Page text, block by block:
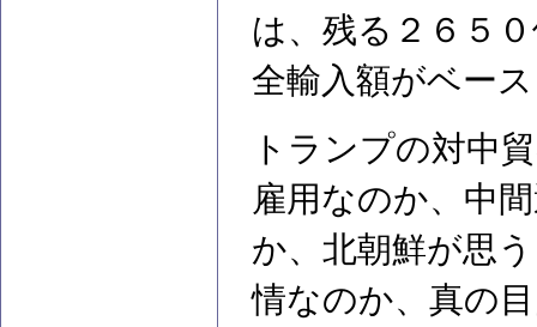
は、残る２６５
全輸入額がベー
トランプの対中
雇用なのか、中
か、北朝鮮が思
情なのか、真の